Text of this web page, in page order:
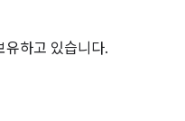
유하고 있습니다.